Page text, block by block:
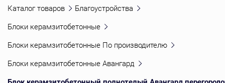
Каталог товаров Благоустройства
Блоки керамзитобетонные
Блоки керамзитобетонные По производителю
Блоки керамзитобетонные Авангард